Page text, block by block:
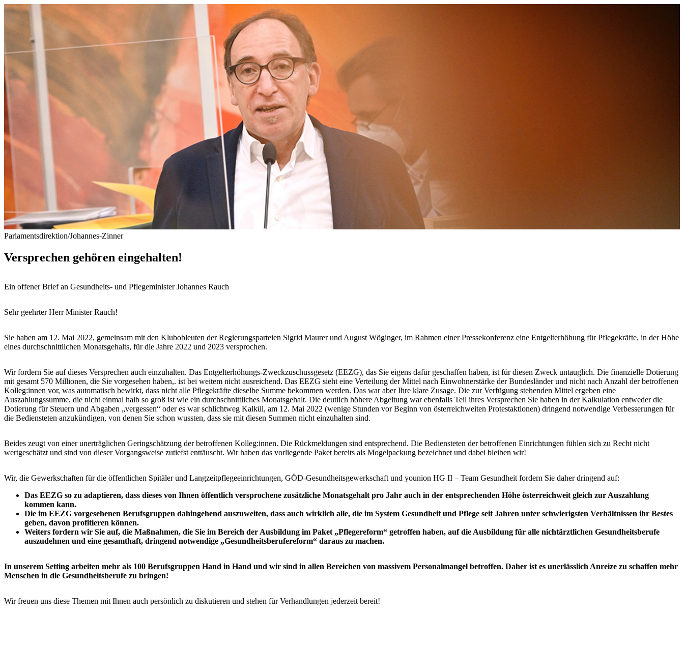
Parlamentsdirektion/Johannes-Zinner
Versprechen gehören eingehalten!
Ein offener Brief an Gesundheits- und Pflegeminister Johannes Rauch
Sehr geehrter Herr Minister Rauch!
Sie haben am 12. Mai 2022, gemeinsam mit den Klubobleuten der Regierungsparteien Sigrid Maurer und August Wöginger, im Rahmen einer Pressekonferenz eine Entgelterhöhung für Pflegekräfte, in der Höhe
eines durchschnittlichen Monatsgehalts, für die Jahre 2022 und 2023 versprochen.
Wir fordern Sie auf dieses Versprechen auch einzuhalten. Das Entgelterhöhungs-Zweckzuschussgesetz (EEZG), das Sie eigens dafür geschaffen haben, ist für diesen Zweck untauglich. Die finanzielle Dotierung
mit gesamt 570 Millionen, die Sie vorgesehen haben,. ist bei weitem nicht ausreichend. Das EEZG sieht eine Verteilung der Mittel nach Einwohnerstärke der Bundesländer und nicht nach Anzahl der betroffenen
Kolleg:innen vor, was automatisch bewirkt, dass nicht alle Pflegekräfte dieselbe Summe bekommen werden. Das war aber Ihre klare Zusage. Die zur Verfügung stehenden Mittel ergeben eine
Auszahlungssumme, die nicht einmal halb so groß ist wie ein durchschnittliches Monatsgehalt. Die deutlich höhere Abgeltung war ebenfalls Teil ihres Versprechen Sie haben in der Kalkulation entweder die
Dotierung für Steuern und Abgaben „vergessen“ oder es war schlichtweg Kalkül, am 12. Mai 2022 (wenige Stunden vor Beginn von österreichweiten Protestaktionen) dringend notwendige Verbesserungen für
die Bediensteten anzukündigen, von denen Sie schon wussten, dass sie mit diesen Summen nicht einzuhalten sind.
Beides zeugt von einer unerträglichen Geringschätzung der betroffenen Kolleg:innen. Die Rückmeldungen sind entsprechend. Die Bediensteten der betroffenen Einrichtungen fühlen sich zu Recht nicht
wertgeschätzt und sind von dieser Vorgangsweise zutiefst enttäuscht. Wir haben das vorliegende Paket bereits als Mogelpackung bezeichnet und dabei bleiben wir!
Wir, die Gewerkschaften für die öffentlichen Spitäler und Langzeitpflegeeinrichtungen, GÖD-Gesundheitsgewerkschaft und younion HG II – Team Gesundheit fordern Sie daher dringend auf:
Das EEZG so zu adaptieren, dass dieses von Ihnen öffentlich versprochene zusätzliche Monatsgehalt pro Jahr auch in der entsprechenden Höhe österreichweit gleich zur Auszahlung
kommen kann.
Die im EEZG vorgesehenen Berufsgruppen dahingehend auszuweiten, dass auch wirklich alle, die im System Gesundheit und Pflege seit Jahren unter schwierigsten Verhältnissen ihr Bestes
geben, davon profitieren können.
Weiters fordern wir Sie auf, die Maßnahmen, die Sie im Bereich der Ausbildung im Paket „Pflegereform“ getroffen haben, auf die Ausbildung für alle nichtärztlichen Gesundheitsberufe
auszudehnen und eine gesamthaft, dringend notwendige „Gesundheitsberufereform“ daraus zu machen.
In unserem Setting arbeiten mehr als 100 Berufsgruppen Hand in Hand und wir sind in allen Bereichen von massivem Personalmangel betroffen. Daher ist es unerlässlich Anreize zu schaffen mehr
Menschen in die Gesundheitsberufe zu bringen!
Wir freuen uns diese Themen mit Ihnen auch persönlich zu diskutieren und stehen für Verhandlungen jederzeit bereit!